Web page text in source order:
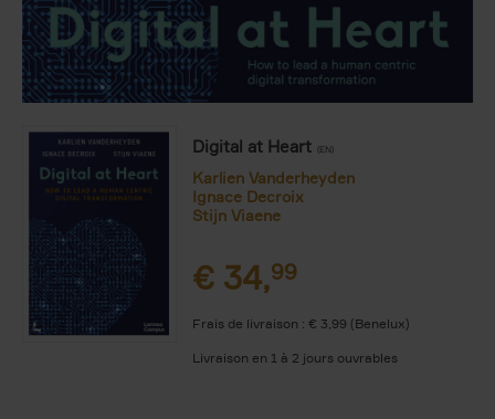
Digital at Heart (EN)
Karlien Vanderheyden
Ignace Decroix
Stijn Viaene
€ 34,99
Frais de livraison : € 3,99 (Benelux)
Livraison en 1 à 2 jours ouvrables